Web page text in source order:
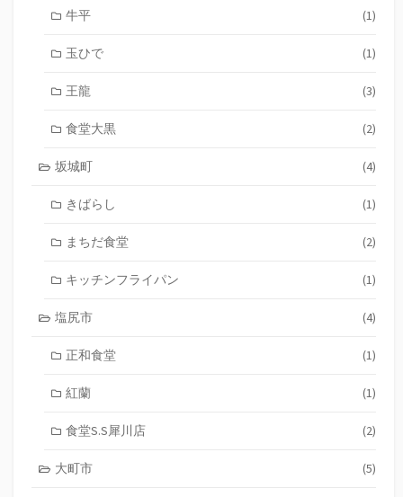
牛平 (1)
玉ひで (1)
王龍 (3)
食堂大黒 (2)
坂城町 (4)
きばらし (1)
まちだ食堂 (2)
キッチンフライパン (1)
塩尻市 (4)
正和食堂 (1)
紅蘭 (1)
食堂S.S犀川店 (2)
大町市 (5)